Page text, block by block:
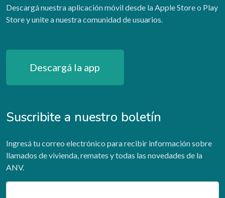
Descargá nuestra aplicación móvil desde la Apple Store o Play
Store y unite a nuestra comunidad de usuarios.
Descargá la app
Suscribite a nuestro boletín
Ingresá tu correo electrónico para recibir información sobre
llamados de vivienda, remates y todas las novedades de la
ANV.
Email